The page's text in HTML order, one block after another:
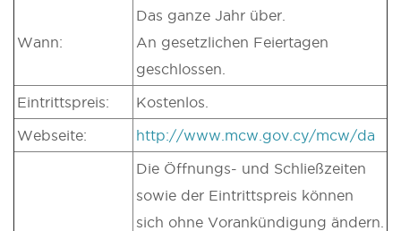
Wann:
Das ganze Jahr über.
An gesetzlichen Feiertagen
geschlossen.
Eintrittspreis: Kostenlos.
Webseite: http://www.mcw.gov.cy/mcw/da
Die Öffnungs- und Schließzeiten
sowie der Eintrittspreis können
sich ohne Vorankündigung ändern.